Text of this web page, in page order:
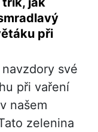
při
své
při vaření
našem
zelenina